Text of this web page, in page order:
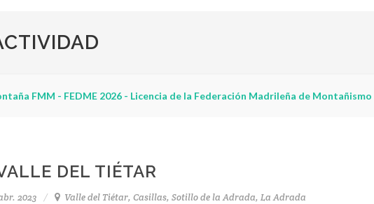
FMM - FEDME 2026 - Licencia de la Federación Madrileña de Montañismo
DEL TIÉTAR
2023 Valle del Tiétar, Casillas, Sotillo de la Adrada, La Adrada